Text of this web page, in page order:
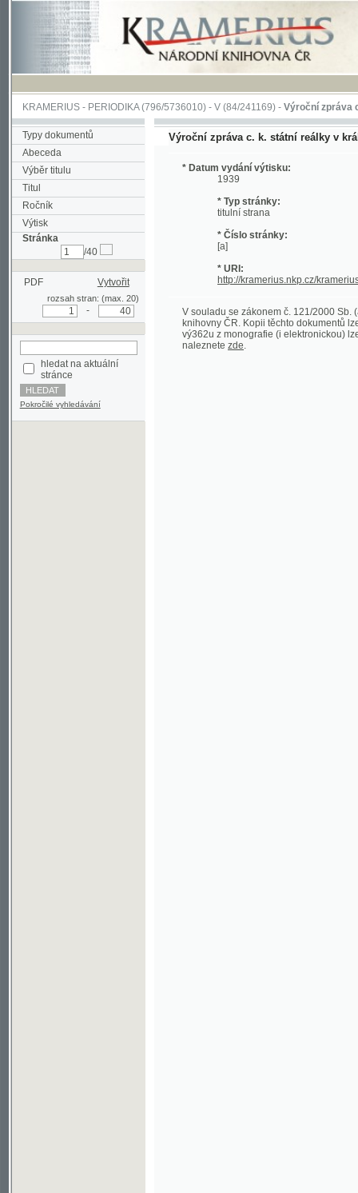
KRAMERIUS-PERIODIKA(796/5736010) -V(84/241169) -Výroční zpráva c. k.
Typy dokumentů
Abeceda
Výběr titulu
Titul
Ročník
Výtisk
Stránka
Vytvořit
rozsah stran: (max. 20)
stránce
Pokročilé vyhledávání
Výroční zpráva c. k. státní reálky v král. hor.
1939
* Typ stránky:
* Číslo stránky:
* URI:
http://kramerius.nkp.cz/kramerius/
V souladu se zákonem č. 121/2000 Sb.
naleznetezde.